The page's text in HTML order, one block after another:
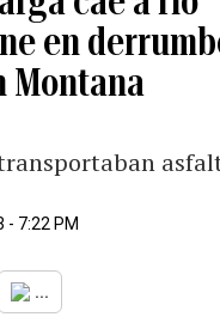
en
Montana
- 7:22 PM
...